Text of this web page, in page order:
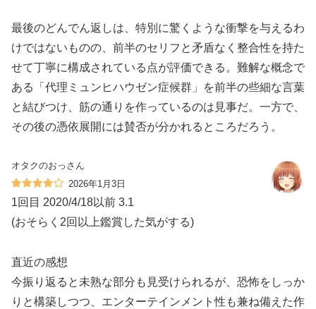
最後のどんでん返しは、特別に驚くような衝撃を与えるわ
けではないものの、前半のセリフと矛盾なく整合性を持た
せて丁寧に構成されている点が評価できる。難解な概念で
ある「代理ミュンヒハウゼン症候群」を前半の些細な言葉
と結びつけ、筋の通りを作っているのは見事だ。一方で、
その後の憑依展開には賛否が分かれるところだろう。
オタクのおっさん
2026年1月3日
1回目 2020/4/18以前 3.1
(おそらく2回以上鑑賞した気がする)
直近の感想
今振り返ると未熟な部分も見受けられるが、恐怖をしっか
りと構築しつつ、エンターテインメント性も兼ね備えた作